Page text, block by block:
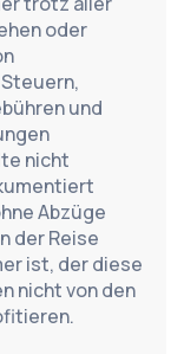
oder
und
nicht
Abzüge
der Reise
ist, der diese
nicht von den